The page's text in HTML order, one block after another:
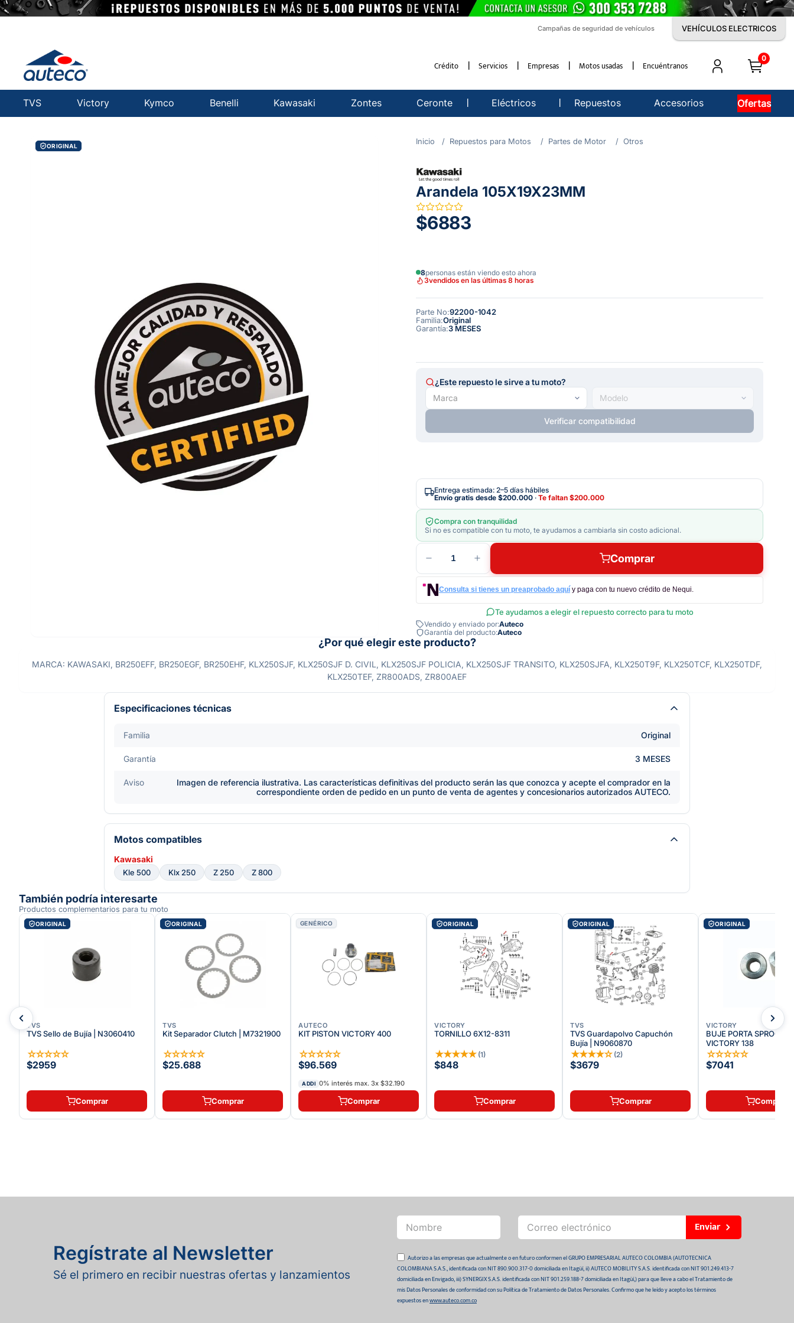
Campañas de seguridad de vehículos VEHÍCULOS ELECTRICOS
Crédito Servicios Empresas Motos usadas Encuéntranos
0
TVS Victory Kymco Benelli Kawasaki Zontes Ceronte Eléctricos Repuestos Accesorios Ofertas
ORIGINAL Repuestos para Motos Partes de Motor Otros
Arandela 105X19X23MM
$6883
8personas están viendo esto ahora
3vendidos en las últimas 8 horas
Parte No:92200-1042
Familia:Original
Garantía:3 MESES
¿Este repuesto le sirve a tu moto?
Verificar compatibilidad
Entrega estimada: 2–5 días hábiles
Envío gratis desde $200.000 · Te faltan $200.000
Compra con tranquilidad
Si no es compatible con tu moto, te ayudamos a cambiarla sin costo adicional.
1 Comprar
Consulta si tienes un preaprobado aquí y paga con tu nuevo crédito de Nequi.
Te ayudamos a elegir el repuesto correcto para tu moto
Vendido y enviado por:Auteco
Garantía del producto:Auteco
¿Por qué elegir este producto?
MARCA: KAWASAKI, BR250EFF, BR250EGF, BR250EHF, KLX250SJF, KLX250SJF D. CIVIL, KLX250SJF POLICIA, KLX250SJF TRANSITO, KLX250SJFA, KLX250T9F, KLX250TCF, KLX250TDF,
KLX250TEF, ZR800ADS, ZR800AEF
Especificaciones técnicas
Familia Original
Garantía 3 MESES
Aviso
Imagen de referencia ilustrativa. Las características definitivas del producto serán las que conozca y acepte el comprador en la
correspondiente orden de pedido en un punto de venta de agentes y concesionarios autorizados AUTECO.
Motos compatibles
Kawasaki
Kle 500 Klx 250 Z 250 Z 800
También podría interesarte
Productos complementarios para tu moto
ORIGINAL
TVS
TVS Sello de Bujía | N3060410
☆☆☆☆☆
$2959
Comprar
ORIGINAL
TVS
Kit Separador Clutch | M7321900
☆☆☆☆☆
$25.688
Comprar
GENÉRICO
AUTECO
KIT PISTON VICTORY 400
☆☆☆☆☆
$96.569
ADDI 0% interés max. 3x $32.190
Comprar
ORIGINAL
VICTORY
TORNILLO 6X12-8311
★★★★★ (1)
$848
Comprar
ORIGINAL
TVS
TVS Guardapolvo Capuchón
Bujía | N9060870
★★★★☆ (2)
$3679
Comprar
ORIGINAL
VICTORY
BUJE PORTA
VICTORY 138
☆☆☆☆☆
$7041
Comprar
Regístrate al Newsletter
Sé el primero en recibir nuestras ofertas y lanzamientos
Enviar
Autorizo a las empresas que actualmente o en futuro conformen el GRUPO EMPRESARIAL AUTECO COLOMBIA (AUTOTECNICA
COLOMBIANA S.A.S., identificada con NIT 890.900.317-0 domiciliada en Itagüí, ii) AUTECO MOBILITY S.A.S. identificada con NIT 901.249.413-7
domiciliada en Envigado, iii) SYNERGIX S.A.S. identificada con NIT 901.259.188-7 domiciliada en Itagüí,) para que lleve a cabo el Tratamiento de
mis Datos Personales de conformidad con su Política de Tratamiento de Datos Personales. Confirmo que he leído y acepto los términos
expuestos enwww.auteco.com.co